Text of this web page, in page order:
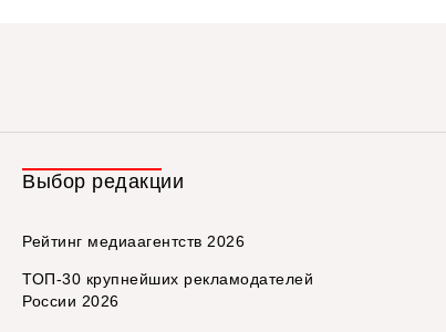
Выбор редакции
Рейтинг медиаагентств 2026
ТОП-30 крупнейших рекламодателей
России 2026